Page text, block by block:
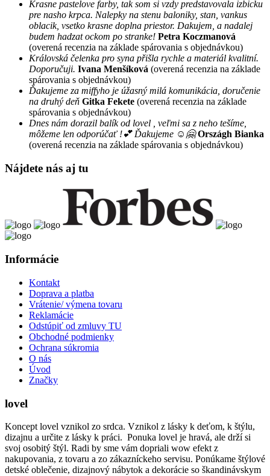
Krasne pastelove farby, tak som si vzdy predstavovala izbicku
pre nasho krpca. Nalepky na stenu baloniky, stan, vankus
oblacik, vsetko krasne doplna priestor. Dakujem, a nadalej
budem hadzat ockom po stranke! Petra Koczmanová
(overená recenzia na základe spárovania s objednávkou)
Královská čelenka pro syna přišla rychle a materiál kvalitní.
Doporučuji. Ivana Menšíková (overená recenzia na základe
spárovania s objednávkou)
Ďakujeme za miffyho je úžasný milá komunikácia, doručenie
na druhý deň Gitka Fekete (overená recenzia na základe
spárovania s objednávkou)
Dnes nám dorazil balík od lovel , veľmi sa z neho tešíme,
môžeme len odporúčať !💕 Ďakujeme ☺️🤗 Országh Bianka
(overená recenzia na základe spárovania s objednávkou)
Nájdete nás aj tu
Informácie
Kontakt
Doprava a platba
Vrátenie/ výmena tovaru
Reklamácie
Odstúpiť od zmluvy TU
Obchodné podmienky
Ochrana súkromia
O nás
Úvod
Značky
lovel
Koncept lovel vznikol zo srdca. Vznikol z lásky k deťom, k štýlu,
dizajnu a určite z lásky k práci. Ponuka lovel je hravá, ale drží si
svoj osobitý štýl. Radi by sme vám dopriali wow efekt z
nakupovania, z tovaru a zo zákazníckeho servisu. Ponúkame štýlové
detské oblečenie, dizajnový nábytok a dekorácie so škandinávskym